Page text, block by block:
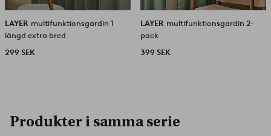
LAYER multifunktionsgardin 1
längd extra bred
299 SEK
LAYER multifunktionsgardin 2-
pack
399 SEK
Produkter i samma serie